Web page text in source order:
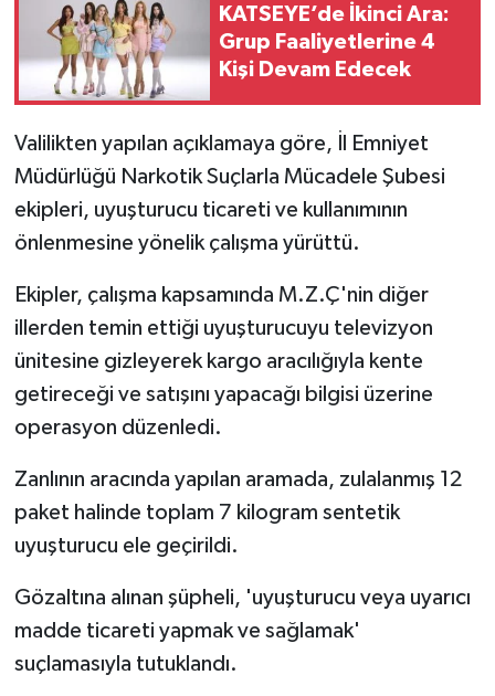
KATSEYE’de İkinci Ara:
Grup Faaliyetlerine 4
Kişi Devam Edecek
Valilikten yapılan açıklamaya göre, İl Emniyet
Müdürlüğü Narkotik Suçlarla Mücadele Şubesi
ekipleri, uyuşturucu ticareti ve kullanımının
önlenmesine yönelik çalışma yürüttü.
Ekipler, çalışma kapsamında M.Z.Ç'nin diğer
illerden temin ettiği uyuşturucuyu televizyon
ünitesine gizleyerek kargo aracılığıyla kente
getireceği ve satışını yapacağı bilgisi üzerine
operasyon düzenledi.
Zanlının aracında yapılan aramada, zulalanmış 12
paket halinde toplam 7 kilogram sentetik
uyuşturucu ele geçirildi.
Gözaltına alınan şüpheli, 'uyuşturucu veya uyarıcı
madde ticareti yapmak ve sağlamak'
suçlamasıyla tutuklandı.